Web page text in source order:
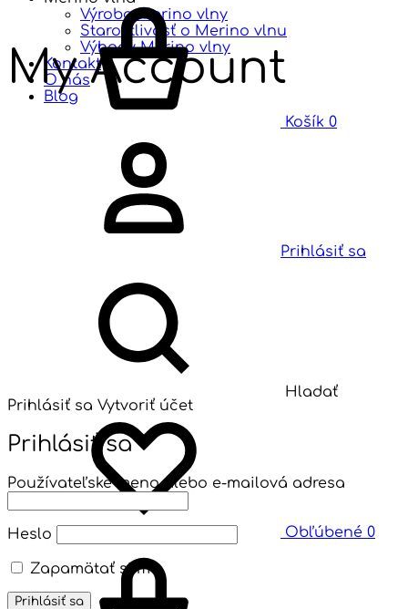
Výroba Merino vlny
Starostlivosť o Merino vlnu
Výhody Merino vlny
Kontakt
O nás
Blog
Prihlásiť sa
Hladať
Obľúbené 0
Košík 0
My Account
Prihlásiť sa Vytvoriť účet
Prihlásiť sa
Používateľské meno alebo e-mailová adresa
Heslo
Zapamätať si ma
Prihlásiť sa